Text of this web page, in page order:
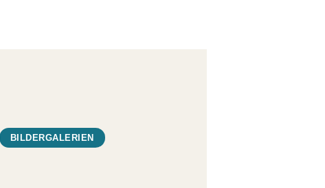
BILDERGALERIEN